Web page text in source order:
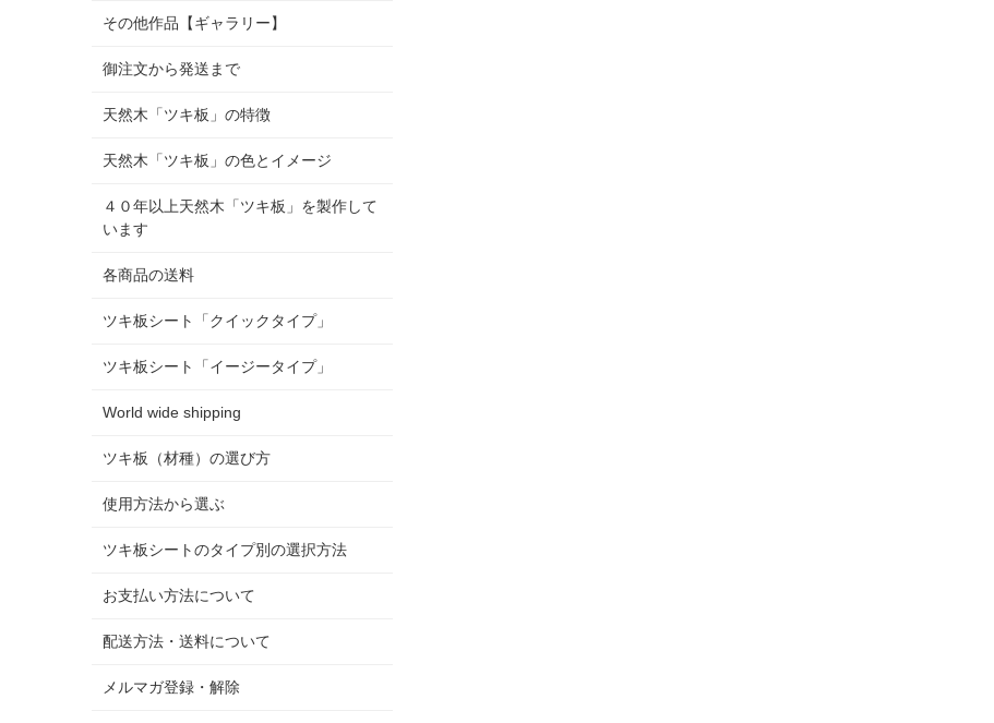
その他作品【ギャラリー】
御注文から発送まで
天然木「ツキ板」の特徴
天然木「ツキ板」の色とイメージ
４０年以上天然木「ツキ板」を製作して
います
各商品の送料
ツキ板シート「クイックタイプ」
ツキ板シート「イージータイプ」
World wide shipping
ツキ板（材種）の選び方
使用方法から選ぶ
ツキ板シートのタイプ別の選択方法
お支払い方法について
配送方法・送料について
メルマガ登録・解除